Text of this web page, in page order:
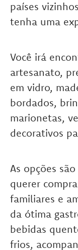
países
tenha uma
Você irá
artesanato,
em vidro,
bordados,
marionetas,
decorativos
As opções
querer
familiares e
da ótima
bebidas
frios,